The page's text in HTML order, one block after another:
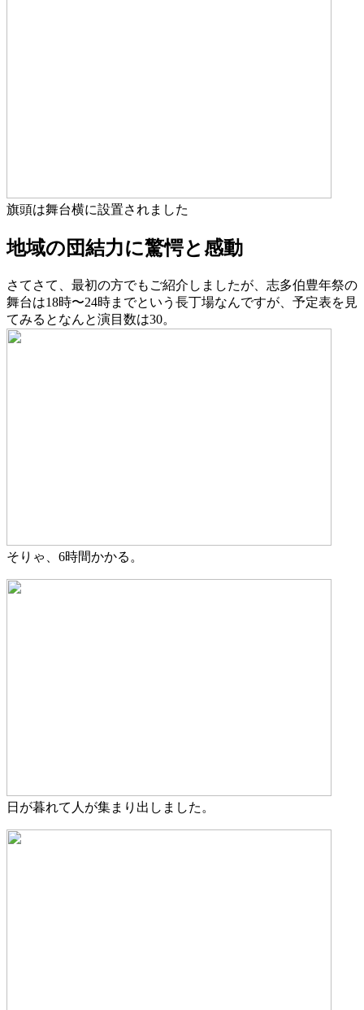
旗頭は舞台横に設置されました
地域の団結力に驚愕と感動
さてさて、最初の方でもご紹介しましたが、志多伯豊年祭の
舞台は18時〜24時までという長丁場なんですが、予定表を見
てみるとなんと演目数は30。
そりゃ、6時間かかる。
日が暮れて人が集まり出しました。